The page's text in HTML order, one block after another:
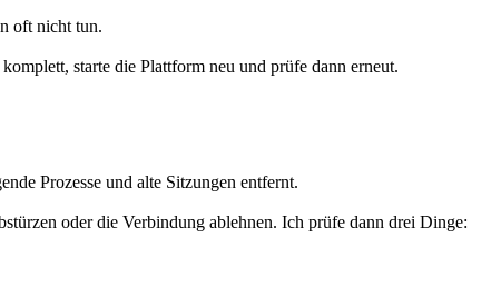
oft nicht tun.
starte die Plattform neu und prüfe dann erneut.
Prozesse und alte Sitzungen entfernt.
oder die Verbindung ablehnen. Ich prüfe dann drei Dinge: